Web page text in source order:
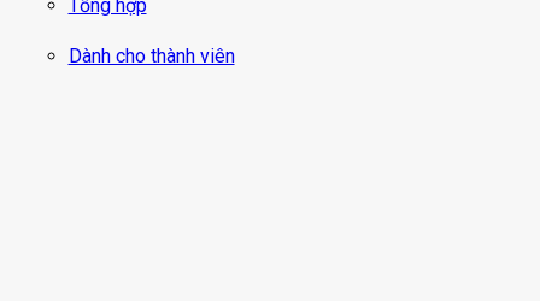
Tổng hợp
Dành cho thành viên